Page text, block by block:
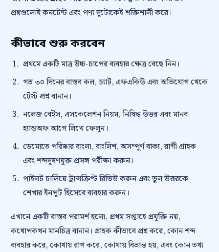
প্রশ্নগুলোই কনটেন্ট এবং পণ্য দুটোকেই শক্তিশালী করে।
কীভাবে শুরু করবেন
প্রথমে একটি মাত্র উচ্চ-চাপের ব্যবহার ক্ষেত্র বেছে নিন।
গত ৩০ দিনের বাস্তব কল, চ্যাট, এফএকিউ এবং অভিযোগ থেকে
টেস্ট প্রশ্ন বানান।
নলেজ বেইস, এসকেলেশন নিয়ম, নিষিদ্ধ উত্তর এবং মানব
হ্যান্ডঅফ আগে লিখে ফেলুন।
ডেমোতে পরিষ্কার বাংলা, বাংলিশ, অসম্পূর্ণ বাক্য, রাগী গ্রাহক
এবং শব্দদূষণযুক্ত প্রসঙ্গ পরীক্ষা করুন।
পাইলট চালিয়ে ট্রান্সক্রিপ্ট রিভিউ করুন এবং ভুল উত্তরকে
শেখার ইনপুট হিসেবে ব্যবহার করুন।
এখানে একটি বাস্তব পরামর্শ হলো, প্রথম সপ্তাহে প্রযুক্তি নয়,
কথোপকথন মানচিত্র বানান। গ্রাহক কীভাবে প্রশ্ন করে, কোন শব্দ
ব্যবহার করে, কোথায় রাগ করে, কোথায় বিভ্রান্ত হয়, এবং কোন তথ্য